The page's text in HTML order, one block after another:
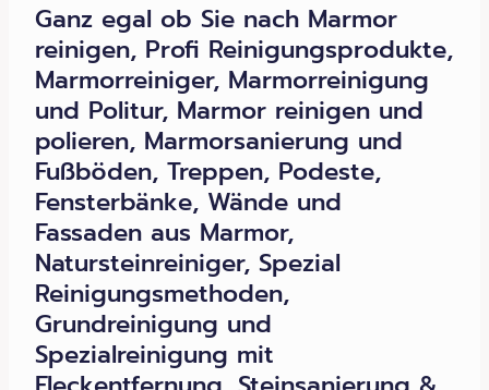
Ganz egal ob Sie nach Marmor
reinigen, Profi Reinigungsprodukte,
Marmorreiniger, Marmorreinigung
und Politur, Marmor reinigen und
polieren, Marmorsanierung und
Fußböden, Treppen, Podeste,
Fensterbänke, Wände und
Fassaden aus Marmor,
Natursteinreiniger, Spezial
Reinigungsmethoden,
Grundreinigung und
Spezialreinigung mit